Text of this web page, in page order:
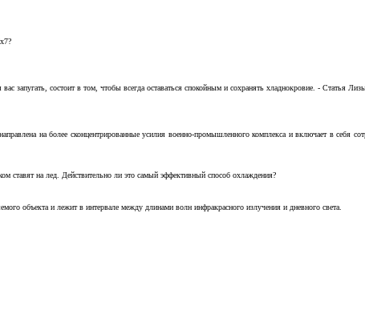
запугать, состоит в том, чтобы всегда оставаться спокойным и сохранять хладнокровие. - Статья
на более сконцентрированные усилия военно-промышленного комплекса и включает в себя
ставят на лед. Действительно ли это самый эффективный способ охлаждения?
объекта и лежит в интервале между длинами волн инфракрасного излучения и дневного света.